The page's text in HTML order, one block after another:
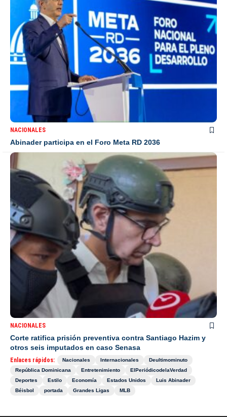
NACIONALES
Abinader participa en el Foro Meta RD 2036
NACIONALES
Corte ratifica prisión preventiva contra Santiago Hazim y
otros seis imputados en caso Senasa
Enlaces rápidos: Nacionales Internacionales
Deultimominuto
República Dominicana
Entretenimiento
ElPeriódicodelaVerdad
Deportes
Estilo Economía Estados Unidos
Luis Abinader
Béisbol
portada Grandes Ligas MLB